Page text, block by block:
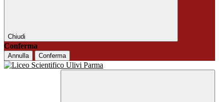
Chiudi
Conferma
Annulla Conferma